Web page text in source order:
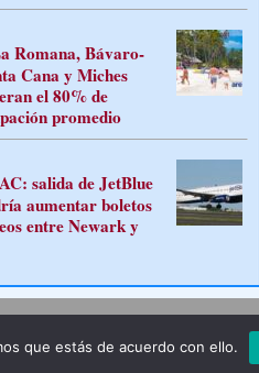
Romana, Bávaro-
Cana y Miches
el 80% de
promedio
salida de JetBlue
aumentar boletos
entre Newark y
que estás de acuerdo con ello.